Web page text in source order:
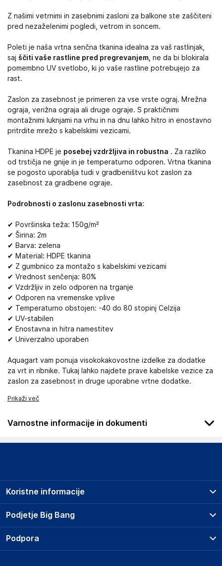
Z našimi vetrnimi in zasebnimi zasloni za balkone ste zaščiteni
pred nezaželenimi pogledi, vetrom in soncem.
Poleti je naša vrtna senčna tkanina idealna za vaš rastlinjak,
saj ščiti vaše rastline pred pregrevanjem, ne da bi blokirala
pomembno UV svetlobo, ki jo vaše rastline potrebujejo za
rast.
Zaslon za zasebnost je primeren za vse vrste ograj. Mrežna
ograja, verižna ograja ali druge ograje. S praktičnimi
montažnimi luknjami na vrhu in na dnu lahko hitro in enostavno
pritrdite mrežo s kabelskimi vezicami.
Tkanina HDPE je posebej vzdržljiva in robustna . Za razliko
od trstičja ne gnije in je temperaturno odporen. Vrtna tkanina
se pogosto uporablja tudi v gradbeništvu kot zaslon za
zasebnost za gradbene ograje.
Podrobnosti o zaslonu zasebnosti vrta:
✔ Površinska teža: 150g/m²
✔ Širina: 2m
✔ Barva: zelena
✔ Material: HDPE tkanina
✔ Z gumbnico za montažo s kabelskimi vezicami
✔ Vrednost senčenja: 80%
✔ Vzdržljiv in zelo odporen na trganje
✔ Odporen na vremenske vplive
✔ Temperaturno obstojen: -40 do 80 stopinj Celzija
✔ UV-stabilen
✔ Enostavna in hitra namestitev
✔ Univerzalno uporaben
Aquagart vam ponuja visokokakovostne izdelke za dodatke
za vrt in ribnike. Tukaj lahko najdete prave kabelske vezice za
zaslon za zasebnost in druge uporabne vrtne dodatke.
Prikaži več
Varnostne informacije in dokumenti
Podatki o proizvajalcu
Aquagart Trading GmbH
Germany
Podjetje Big Bang
O podjetju
Koristne informacije
Prodajna mesta
Storitve
Dostava, vnos in odvoz
Podpora